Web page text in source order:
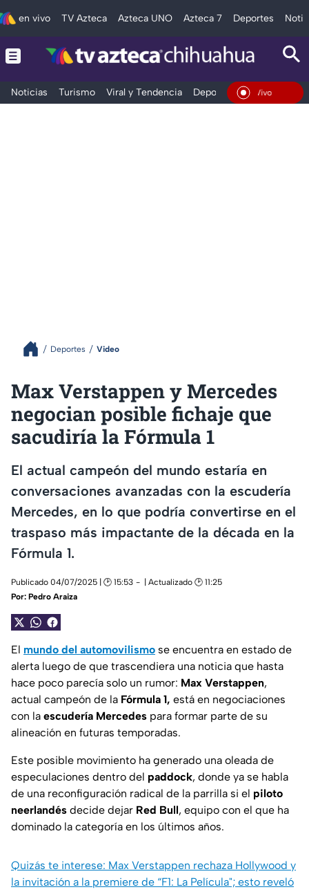
en vivo TV Azteca Azteca UNO Azteca 7 Deportes
Noticias Turismo Viral y Tendencia Deportes Espectáculos
En Vivo
Deportes Video
Max Verstappen y Mercedes
negocian posible fichaje que
sacudiría la Fórmula 1
El actual campeón del mundo estaría en
conversaciones avanzadas con la escudería
Mercedes, en lo que podría convertirse en el
traspaso más impactante de la década en la
Fórmula 1.
Publicado 04/07/2025 | 🕑 15:53
| Actualizado 🕑 11:25
Por: Pedro Araiza
El mundo del automovilismo se encuentra en estado de
alerta luego de que trascendiera una noticia que hasta
hace poco parecía solo un rumor: Max Verstappen,
actual campeón de la Fórmula 1, está en negociaciones
con la escudería Mercedes para formar parte de su
alineación en futuras temporadas.
Este posible movimiento ha generado una oleada de
especulaciones dentro del paddock, donde ya se habla
de una reconfiguración radical de la parrilla si el piloto
neerlandés decide dejar Red Bull, equipo con el que ha
dominado la categoría en los últimos años.
Quizás te interese: Max Verstappen rechaza Hollywood y
la invitación a la premiere de “F1: La Película"; esto reveló